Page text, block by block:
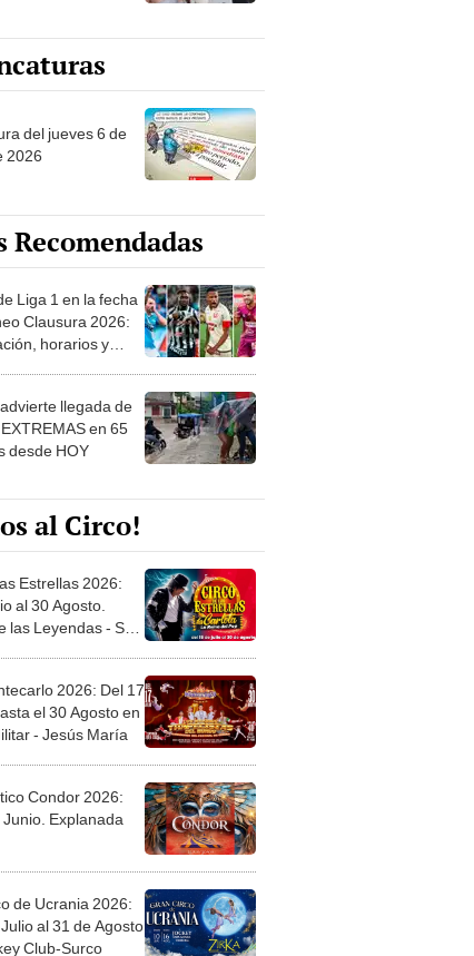
del jueves 6 de
2026
Recomendadas
Liga 1 en la fecha
Clausura 2026:
horarios y
llegada de
en 65
desde HOY
al Circo!
Estrellas 2026:
al 30 Agosto.
las Leyendas - San
2026: Del 17
el 30 Agosto en
- Jesús María
Condor 2026:
Junio. Explanada
de Ucrania 2026:
al 31 de Agosto
Club-Surco